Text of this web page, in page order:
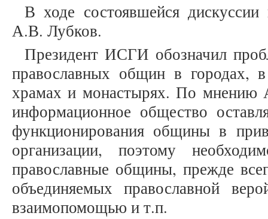
В ходе состоявшейся
А.В. Лубков.
Президент ИСГИ обозначил
православных общин в городах,
храмах и монастырях. По мнению
информационное общество
функционирования общины в
организации, поэтому
православные общины, прежде
объединяемых православной
взаимопомощью и т.п.